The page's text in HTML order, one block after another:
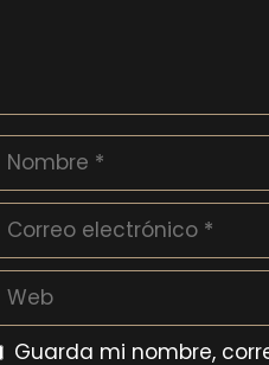
Nombre
Correo
electrónico
Web
Guarda mi nombre,